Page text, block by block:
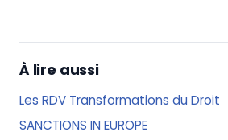
À lire aussi
Les RDV Transformations du Droit
SANCTIONS IN EUROPE